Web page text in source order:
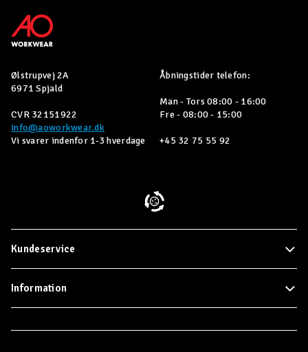
Ølstrupvej 2A
6971 Spjald
CVR 32151922
info@aoworkwear.dk
Vi svarer indenfor 1-3 hverdage
Åbningstider telefon:
Man - Tors 08:00 - 16:00
Fre - 08:00 - 15:00
+45 32 75 55 92
Kundeservice
Information